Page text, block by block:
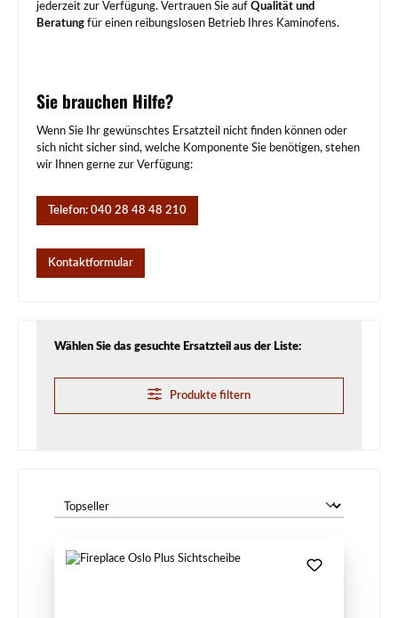
jederzeit zur Verfügung. Vertrauen Sie auf Qualität und
Beratung für einen reibungslosen Betrieb Ihres Kaminofens.
Sie brauchen Hilfe?
Wenn Sie Ihr gewünschtes Ersatzteil nicht finden können oder
sich nicht sicher sind, welche Komponente Sie benötigen, stehen
wir Ihnen gerne zur Verfügung:
Telefon: 040 28 48 48 210
Kontaktformular
Wählen Sie das gesuchte Ersatzteil aus der Liste:
Produkte filtern